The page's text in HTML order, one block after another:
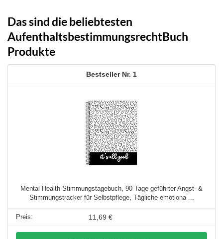
Das sind die beliebtesten
AufenthaltsbestimmungsrechtBuch
Produkte
1
Mental Health Stimmungstagebuch, 90 Tage geführter Angst- &
Stimmungstracker für Selbstpflege, Tägliche emotiona ...
11,69 €